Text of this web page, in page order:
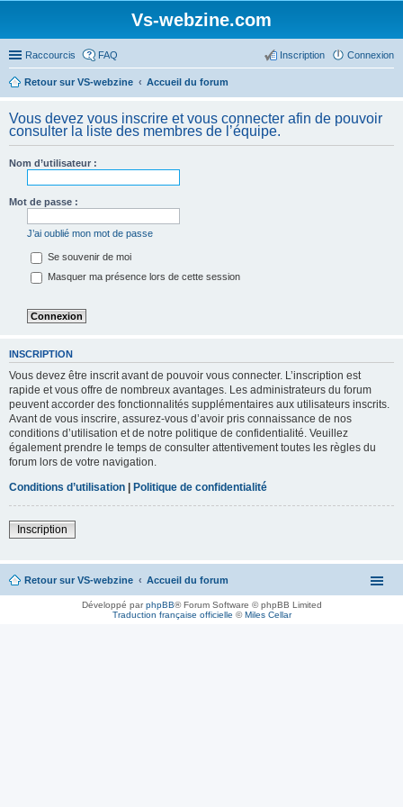
Vs-webzine.com
Raccourcis FAQ Connexion
Inscription
Retour sur VS-webzine Accueil du forum
Vous devez vous inscrire et vous connecter afin de pouvoir
consulter la liste des membres de l’équipe.
Nom d’utilisateur :
Mot de passe :
J’ai oublié mon mot de passe
Se souvenir de moi
Masquer ma présence lors de cette session
INSCRIPTION
Vous devez être inscrit avant de pouvoir vous connecter. L’inscription est
rapide et vous offre de nombreux avantages. Les administrateurs du forum
peuvent accorder des fonctionnalités supplémentaires aux utilisateurs inscrits.
Avant de vous inscrire, assurez-vous d’avoir pris connaissance de nos
conditions d’utilisation et de notre politique de confidentialité. Veuillez
également prendre le temps de consulter attentivement toutes les règles du
forum lors de votre navigation.
Conditions d’utilisation | Politique de confidentialité
Inscription
Retour sur VS-webzine Accueil du forum
Développé parphpBB® Forum Software © phpBB Limited
Traduction française officielle ©Miles Cellar